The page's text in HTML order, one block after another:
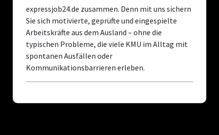
expressjob24.de zusammen. Denn mit uns sichern
Sie sich motivierte, geprüfte und eingespielte
Arbeitskräfte aus dem Ausland – ohne die
typischen Probleme, die viele KMU im Alltag mit
spontanen Ausfällen oder
Kommunikationsbarrieren erleben.